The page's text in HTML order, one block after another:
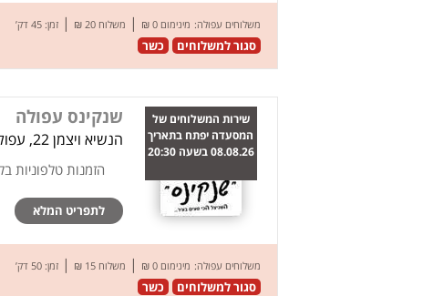
משלוחים עפולה: מינימום 0 ₪ | משלוח 20 ₪ | זמן: 45 דק’
סגור למשלוחים כשר
שירות המשלוחים של
המסעדה יפתח בתאריך
08.08.26 בשעה 20:30
שנקינס עפולה
הנשיא ויצמן 22, עפולה
הזמנות טלפוניות
לתפריט המלא
משלוחים עפולה: מינימום 0 ₪ | משלוח 15 ₪ | זמן: 50 דק’
סגור למשלוחים כשר